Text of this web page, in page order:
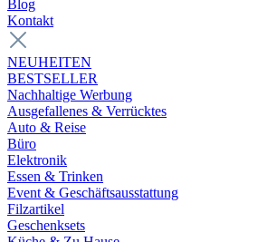
Blog
Kontakt
NEUHEITEN
BESTSELLER
Nachhaltige Werbung
Ausgefallenes & Verrücktes
Auto & Reise
Büro
Elektronik
Essen & Trinken
Event & Geschäftsausstattung
Filzartikel
Geschenksets